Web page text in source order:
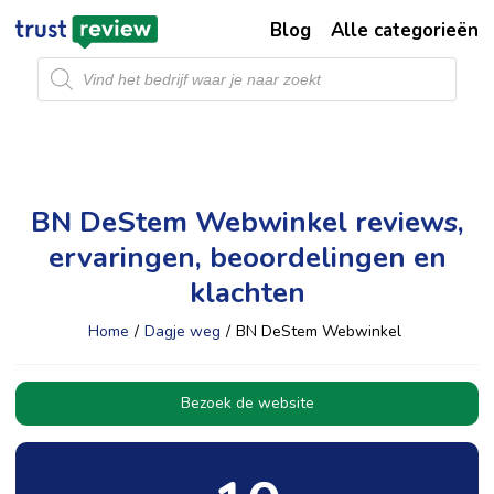
Producten
zoeken
Blog Alle categorieën
BN DeStem Webwinkel reviews,
ervaringen, beoordelingen en
klachten
Home / Dagje weg / BN DeStem Webwinkel
Bezoek de website